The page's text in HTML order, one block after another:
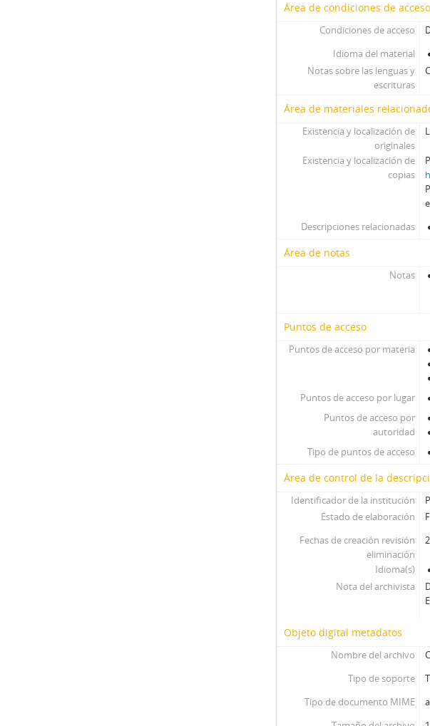
Área de condiciones de
Condiciones de acceso
Idioma del material
Notas sobre las lenguas y
escrituras
Área de materiales
Existencia y localización de
originales
Existencia y localización de
copias
Descripciones relacionadas
Área de notas
Notas
Puntos de acceso
Puntos de acceso por materia
Puntos de acceso por lugar
Puntos de acceso por
autoridad
Tipo de puntos de acceso
Área de control de la
Identificador de la institución
Estado de elaboración
Fechas de creación revisión
eliminación
Idioma(s)
Nota del archivista
Objeto digital metadatos
Nombre del archivo
Tipo de soporte
Tipo de documento MIME